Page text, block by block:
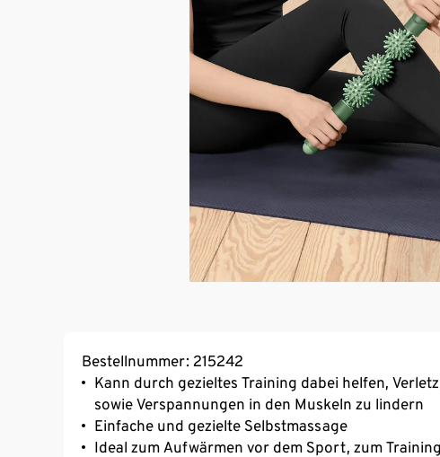
Bestellnummer: 215242
Kann durch gezieltes Training dabei helfen,
sowie Verspannungen in den Muskeln zu lindern
Einfache und gezielte Selbstmassage
Ideal zum Aufwärmen vor dem Sport, zum